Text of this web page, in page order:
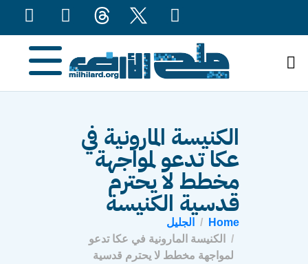
الكنيسة المارونية في
عكا تدعو لمواجهة
مخطط لا يحترم
قدسية الكنيسة
Home
الجليل
الكنيسة المارونية في عكا تدعو
لمواجهة مخطط لا يحترم قدسية